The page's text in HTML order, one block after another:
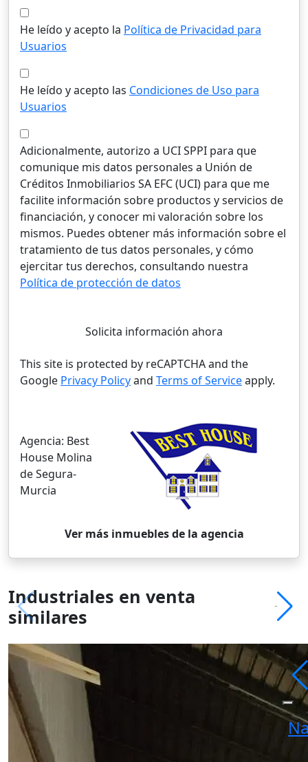
He leído y acepto la Política de Privacidad para
Usuarios
He leído y acepto las Condiciones de Uso para
Usuarios
Adicionalmente, autorizo a UCI SPPI para que
comunique mis datos personales a Unión de
Créditos Inmobiliarios SA EFC (UCI) para que me
facilite información sobre productos y servicios de
financiación, y conocer mi valoración sobre los
mismos. Puedes obtener más información sobre el
tratamiento de tus datos personales, y cómo
ejercitar tus derechos, consultando nuestra
Política de protección de datos
Solicita información ahora
This site is protected by reCAPTCHA and the
Google Privacy Policyand Terms of Serviceapply.
Agencia: Best
House Molina
de Segura-
Murcia
Ver más inmuebles de la agencia
Industriales en venta
similares